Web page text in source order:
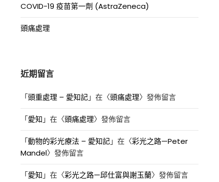
COVID-19 疫苗第一劑 (AstraZeneca)
頭痛處理
近期留言
「頭重處理 – 愛知記」在〈頭痛處理〉發佈留言
「愛知 」在〈頭痛處理〉發佈留言
「動物的彩光療法 – 愛知記」在〈彩光之路—Peter
Mandel〉發佈留言
「愛知 」在〈彩光之路—邱仕富與謝玉蘭〉發佈留言